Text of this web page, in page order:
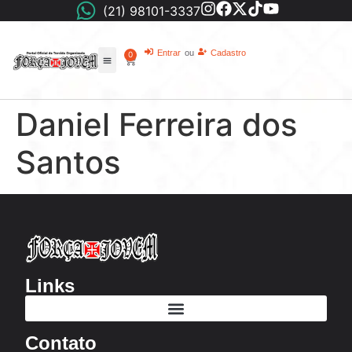
(21) 98101-3337
0 Entrar ou Cadastro
Daniel Ferreira dos
Santos
Links
Contato